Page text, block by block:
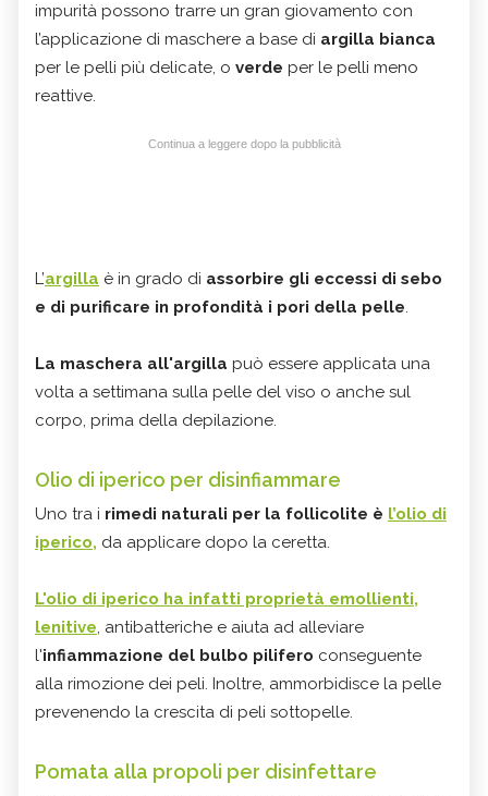
impurità possono trarre un gran giovamento con
l’applicazione di maschere a base di argilla bianca
per le pelli più delicate, o verde per le pelli meno
reattive.
Continua a leggere dopo la pubblicità
L’argilla è in grado di assorbire gli eccessi di sebo
e di purificare in profondità i pori della pelle.
La maschera all'argilla può essere applicata una
volta a settimana sulla pelle del viso o anche sul
corpo, prima della depilazione.
Olio di iperico per disinfiammare
Uno tra i rimedi naturali per la follicolite è l’olio di
iperico, da applicare dopo la ceretta.
L'olio di iperico ha infatti proprietà emollienti,
lenitive, antibatteriche e aiuta ad alleviare
l'infiammazione del bulbo pilifero conseguente
alla rimozione dei peli. Inoltre, ammorbidisce la pelle
prevenendo la crescita di peli sottopelle.
Pomata alla propoli per disinfettare